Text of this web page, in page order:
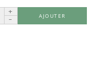
+
-
AJOUTER